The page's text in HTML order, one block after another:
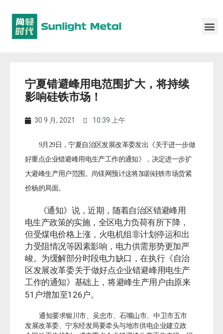
宁夏错避峰用电范围扩大，将持续
影响硅铁市场！
30 9 月, 2021 10:39 上午
9月29日，宁夏自治区发展改革委发出《关于进一步做
好重点企业错避峰用电生产工作的通知》，决定进一步扩
大避峰生产用户范围。 尚镁网预计这将加剧硅铁市场货紧
价杨的局面。
《通知》说，近期，随着自治区错避峰用
电生产政策的实施，全区电力负荷有所下降，
但受煤电价格上涨，火电机组非计划停运和出
力受阻情况等因素影响，电力供需形势更加严
峻。为缓解部分时段电力缺口，在执行《自治
区发展改革委关于做好点企业错避峰用电生产
工作的通知》基础上，将避峰生产用户由原来
51 户增加至126户。
通知要求银川市、吴忠市、石嘴山市、中卫市五市
发展改革委、宁东经发局要牵头与地市供电企业建立政